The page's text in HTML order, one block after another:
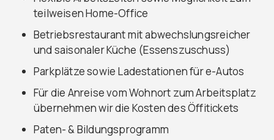
teilweisen Home-Office
Betriebsrestaurant mit abwechslungsreicher
und saisonaler Küche (Essenszuschuss)
Parkplätze sowie Ladestationen für e-Autos
Für die Anreise vom Wohnort zum Arbeitsplatz
übernehmen wir die Kosten des Öffitickets
Paten- & Bildungsprogramm